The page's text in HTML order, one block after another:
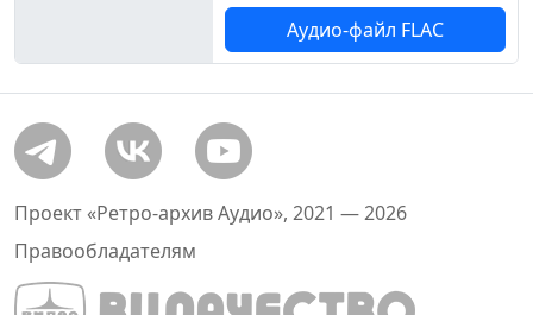
Аудио-файл FLAC
Проект «Ретро-архив Аудио», 2021 — 2026
Правообладателям